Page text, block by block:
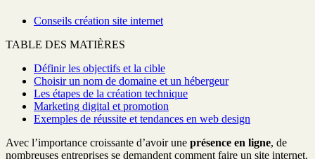
Conseils création site internet
TABLE DES MATIÈRES
Définir les objectifs et la cible
Choisir un nom de domaine et un hébergeur
Les étapes de la création technique
Marketing digital et promotion
Exemples de réussite et tendances en web design
Avec l’importance croissante d’avoir une présence en ligne, de
nombreuses entreprises se demandent comment faire un site internet.